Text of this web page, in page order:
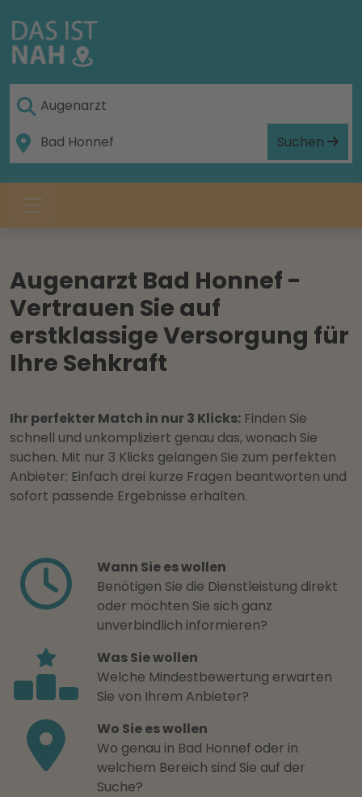
Suchen
Augenarzt Bad Honnef -
Vertrauen Sie auf
erstklassige Versorgung für
Ihre Sehkraft
Ihr perfekter Match in nur 3 Klicks: Finden Sie
schnell und unkompliziert genau das, wonach Sie
suchen. Mit nur 3 Klicks gelangen Sie zum perfekten
Anbieter: Einfach drei kurze Fragen beantworten und
sofort passende Ergebnisse erhalten.
Wann Sie es wollen
Benötigen Sie die Dienstleistung direkt
oder möchten Sie sich ganz
unverbindlich informieren?
Was Sie wollen
Welche Mindestbewertung erwarten
Sie von Ihrem Anbieter?
Wo Sie es wollen
Wo genau in Bad Honnef oder in
welchem Bereich sind Sie auf der
Suche?